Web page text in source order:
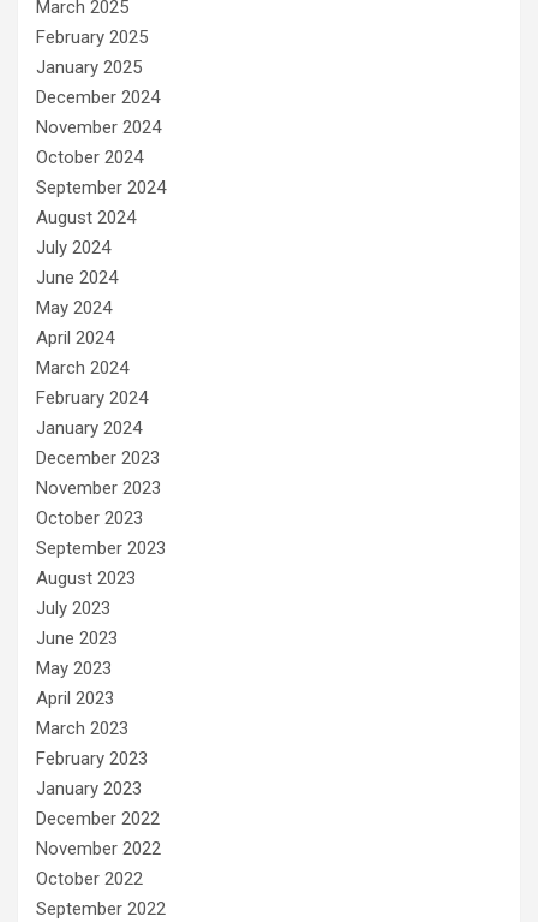
March 2025
February 2025
January 2025
December 2024
November 2024
October 2024
September 2024
August 2024
July 2024
June 2024
May 2024
April 2024
March 2024
February 2024
January 2024
December 2023
November 2023
October 2023
September 2023
August 2023
July 2023
June 2023
May 2023
April 2023
March 2023
February 2023
January 2023
December 2022
November 2022
October 2022
September 2022